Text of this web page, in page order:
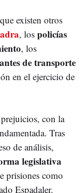
existen otros
, los policías
, los
de transporte
en el ejercicio de
con la
Tras
de análisis,
legislativa
prisiones como
Espadaler.